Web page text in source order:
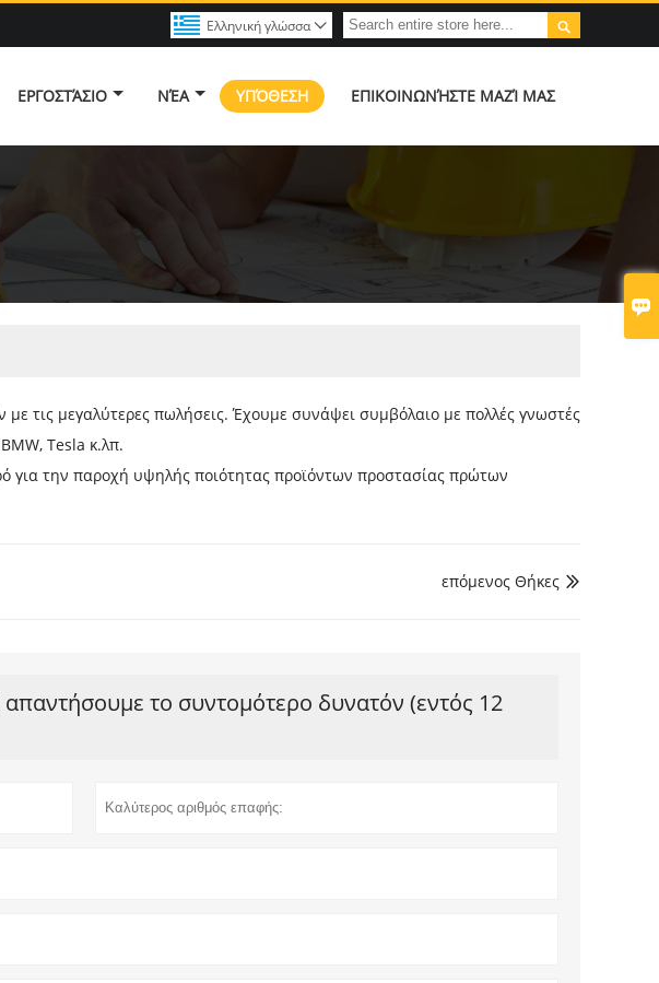


Ελληνική γλώσσα 
ΕΡΓΟΣΤΆΣΙΟ ΝΈΑ ΥΠΌΘΕΣΗ ΕΠΙΚΟΙΝΩΝΉΣΤΕ ΜΑΖΊ ΜΑΣ
με τις μεγαλύτερες πωλήσεις. Έχουμε συνάψει συμβόλαιο με πολλές γνωστές
Tesla κ.λπ.
για την παροχή υψηλής ποιότητας προϊόντων προστασίας πρώτων

επόμενος Θήκες
το συντομότερο δυνατόν (εντός 12